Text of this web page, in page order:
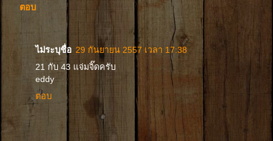
ตอบ
ไม่ระบุชื่อ 29 กันยายน 2557 เวลา 17:38
21 กับ 43 แจ่มจิ๊ดครับ
eddy
ตอบ